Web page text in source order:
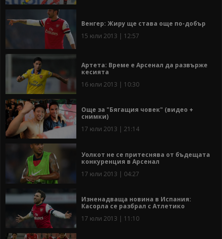
Венгер: Жиру ще става още по-добър
15 юли 2013 | 12:57
Артета: Време е Арсенал да развърже
кесията
16 юли 2013 | 10:30
Още за "Бягащия човек" (видео +
снимки)
17 юли 2013 | 21:14
Уолкот не се притеснява от бъдещата
конкуренция в Арсенал
17 юли 2013 | 04:27
Изненадваща новина в Испания:
Касорла се разбрал с Атлетико
17 юли 2013 | 11:10